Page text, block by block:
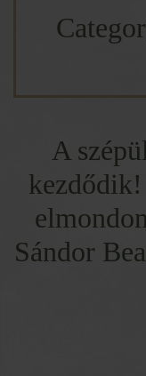
A
Sándor